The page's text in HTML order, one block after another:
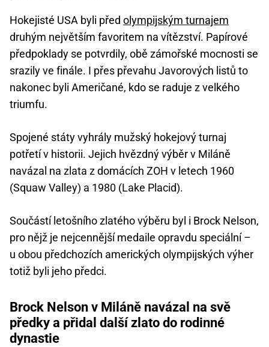
Hokejisté USA byli před olympijským turnajem
druhým největším favoritem na vítězství. Papírové
předpoklady se potvrdily, obě zámořské mocnosti se
srazily ve finále. I přes převahu Javorových listů to
nakonec byli Američané, kdo se raduje z velkého
triumfu.
Spojené státy vyhrály mužský hokejový turnaj
potřetí v historii. Jejich hvězdný výběr v Miláně
navázal na zlata z domácích ZOH v letech 1960
(Squaw Valley) a 1980 (Lake Placid).
Součástí letošního zlatého výběru byl i Brock Nelson,
pro nějž je nejcennější medaile opravdu speciální –
u obou předchozích amerických olympijských výher
totiž byli jeho předci.
Brock Nelson v Miláně navázal na svě
předky a přidal další zlato do rodinné
dynastie